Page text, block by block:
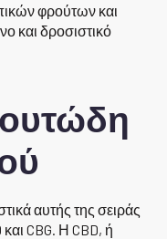
φρούτων και
και δροσιστικό
αυτής της σειράς
CBG. Η CBD, ή